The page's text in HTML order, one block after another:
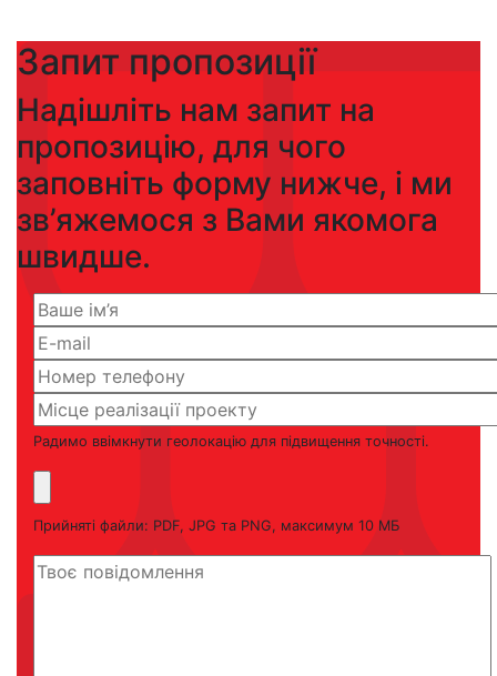
Запит пропозиції
Надішліть нам запит на
пропозицію, для чого
заповніть форму нижче, і ми
зв’яжемося з Вами якомога
швидше.
Радимо ввімкнути геолокацію для підвищення точності.
Прийняті файли: PDF, JPG та PNG, максимум 10 МБ